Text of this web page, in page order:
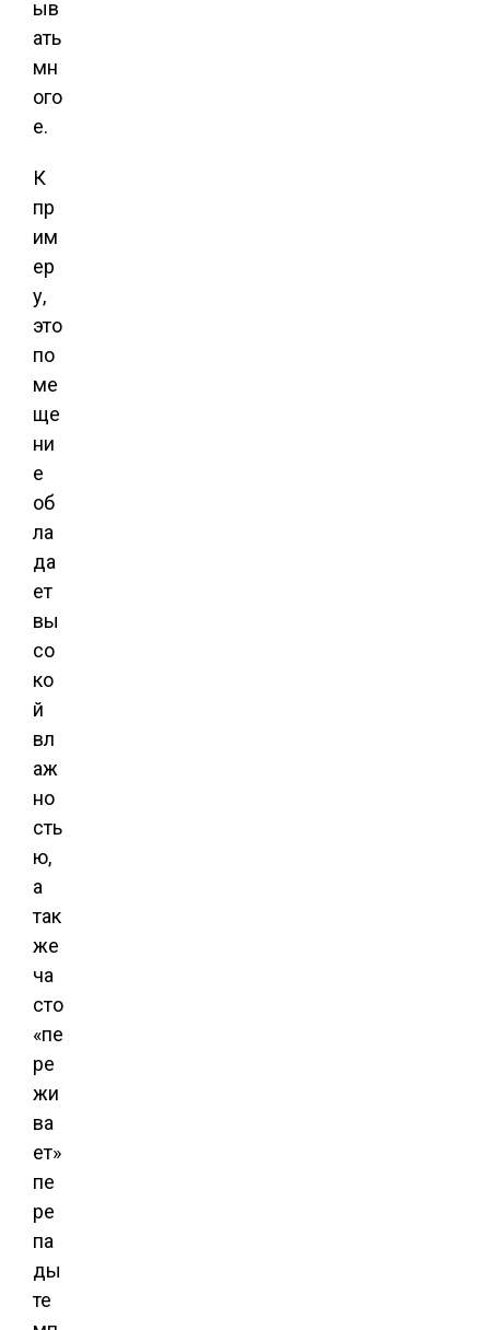
ыв
ать
мн
ого
е.
К
пр
им
ер
у,
это
по
ме
ще
ни
е
об
ла
да
ет
вы
со
ко
й
вл
аж
но
сть
ю,
а
так
же
ча
сто
«пе
ре
жи
ва
ет»
пе
ре
па
ды
те